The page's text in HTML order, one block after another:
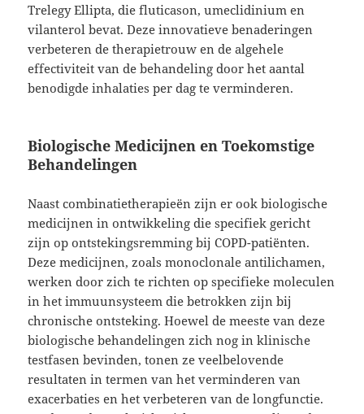
Trelegy Ellipta, die fluticason, umeclidinium en
vilanterol bevat. Deze innovatieve benaderingen
verbeteren de therapietrouw en de algehele
effectiviteit van de behandeling door het aantal
benodigde inhalaties per dag te verminderen.
Biologische Medicijnen en Toekomstige
Behandelingen
Naast combinatietherapieën zijn er ook biologische
medicijnen in ontwikkeling die specifiek gericht
zijn op ontstekingsremming bij COPD-patiënten.
Deze medicijnen, zoals monoclonale antilichamen,
werken door zich te richten op specifieke moleculen
in het immuunsysteem die betrokken zijn bij
chronische ontsteking. Hoewel de meeste van deze
biologische behandelingen zich nog in klinische
testfasen bevinden, tonen ze veelbelovende
resultaten in termen van het verminderen van
exacerbaties en het verbeteren van de longfunctie.